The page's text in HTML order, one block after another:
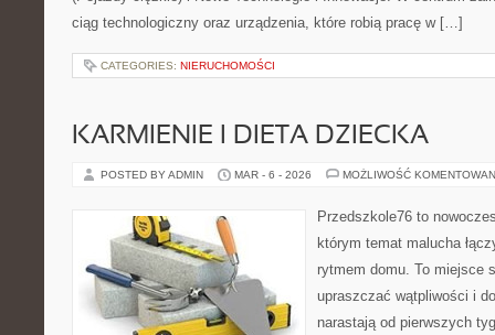
ciąg technologiczny oraz urządzenia, które robią pracę w […]
CATEGORIES: NIERUCHOMOŚCI
KARMIENIE I DIETA DZIECKA
POSTED BY ADMIN MAR - 6 - 2026 MOŻLIWOŚĆ
Przedszkole76 to
którym temat malucha
rytmem domu. To miejsce
upraszczać wątpliwości i
narastają od pierwszych